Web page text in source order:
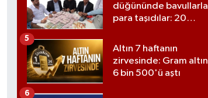
düğününde bavullarla
para taşıdılar: 20
kilolarla altın
Altın 7 haftanın
zirvesinde: Gram altın
6 bin 500'ü aştı
5
6